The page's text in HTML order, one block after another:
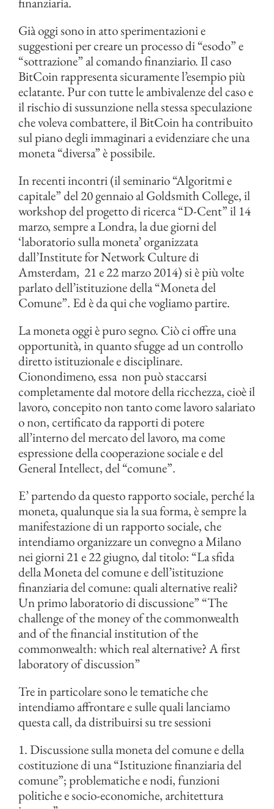
Già oggi sono in atto sperimentazioni e
suggestioni per creare un processo di “esodo” e
“sottrazione” al comando finanziario. Il caso
BitCoin rappresenta sicuramente l’esempio più
eclatante. Pur con tutte le ambivalenze del caso e
il rischio di sussunzione nella stessa speculazione
che voleva combattere, il BitCoin ha contribuito
sul piano degli immaginari a evidenziare che una
moneta “diversa” è possibile.
In recenti incontri (il seminario “Algoritmi e
capitale” del 20 gennaio al Goldsmith College, il
workshop del progetto di ricerca “D-Cent” il 14
marzo, sempre a Londra, la due giorni del
‘laboratorio sulla moneta’ organizzata
dall’Institute for Network Culture di
Amsterdam, 21 e 22 marzo 2014) si è più volte
parlato dell’istituzione della “Moneta del
Comune”. Ed è da qui che vogliamo partire.
La moneta oggi è puro segno. Ciò ci offre una
opportunità, in quanto sfugge ad un controllo
diretto istituzionale e disciplinare.
Cionondimeno, essa non può staccarsi
completamente dal motore della ricchezza, cioè il
lavoro, concepito non tanto come lavoro salariato
o non, certificato da rapporti di potere
all’interno del mercato del lavoro, ma come
espressione della cooperazione sociale e del
General Intellect, del “comune”.
E’ partendo da questo rapporto sociale, perché la
moneta, qualunque sia la sua forma, è sempre la
manifestazione di un rapporto sociale, che
intendiamo organizzare un convegno a Milano
nei giorni 21 e 22 giugno, dal titolo: “La sfida
della Moneta del comune e dell’istituzione
finanziaria del comune: quali alternative reali?
Un primo laboratorio di discussione” “The
challenge of the money of the commonwealth
and of the financial institution of the
commonwealth: which real alternative?A first
laboratory of discussion”
Tre in particolare sono le tematiche che
intendiamo affrontare e sulle quali lanciamo
questa call, da distribuirsi su tre sessioni
1. Discussione sulla moneta del comune e della
costituzione di una “Istituzione finanziaria del
comune”; problematiche e nodi, funzioni
politiche e socio-economiche, architettura